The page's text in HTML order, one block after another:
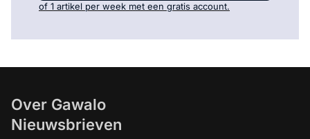
of 1 artikel per week met een gratis account.
Over Gawalo
Nieuwsbrieven